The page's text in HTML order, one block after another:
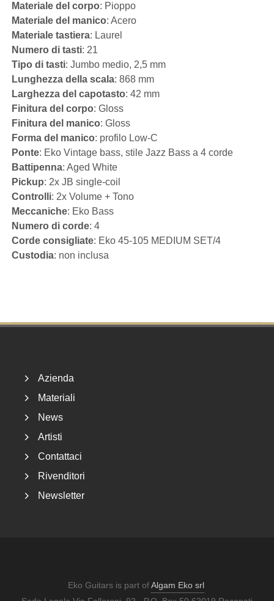
Materiale del corpo: Pioppo
Materiale del manico: Acero
Materiale tastiera: Laurel
Numero di tasti: 21
Tipo di tasti: Jumbo medio, 2,5 mm
Lunghezza della scala: 868 mm
Larghezza del capotasto: 42 mm
Finitura del corpo: Gloss
Finitura del manico: Gloss
Forma del manico: profilo Low-C
Ponte: Eko Vintage bass, stile Jazz Bass a 4 corde
Battipenna: Aged White
Pickup: 2x JB single-coil
Controlli: 2x Volume + Tono
Meccaniche: Eko Bass
Numero di corde: 4
Corde consigliate: Eko 45-105 MEDIUM SET/4
Custodia: non inclusa
Azienda
Materiali
News
Artisti
Contattaci
Rivenditori
Newsletter
Eko Guitars is part ofAlgam Eko srl